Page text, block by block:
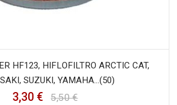
HF123, HIFLOFILTRO ARCTIC CAT,
SUZUKI, YAMAHA...(50)
3,30 € 5,50 €